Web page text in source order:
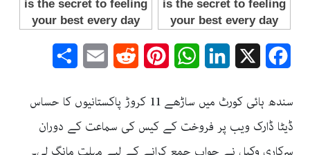
Facebook
LinkedIn
WhatsApp
Pinterest
Reddit
Email
سندھ ہائی کورٹ میں ساڑھے 11 کروڑ پاکستانیوں کا حساس
ڈیٹا ڈارک ویب پر فروخت کے کیس کی سماعت کے دوران